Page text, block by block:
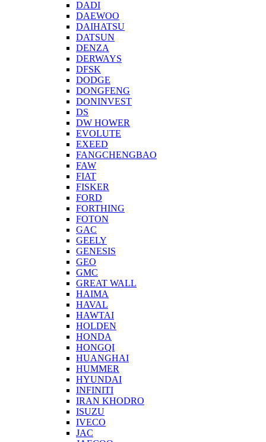
DADI
DAEWOO
DAIHATSU
DATSUN
DENZA
DERWAYS
DFSK
DODGE
DONGFENG
DONINVEST
DS
DW HOWER
EVOLUTE
EXEED
FANGCHENGBAO
FAW
FIAT
FISKER
FORD
FORTHING
FOTON
GAC
GEELY
GENESIS
GEO
GMC
GREAT WALL
HAIMA
HAVAL
HAWTAI
HOLDEN
HONDA
HONGQI
HUANGHAI
HUMMER
HYUNDAI
INFINITI
IRAN KHODRO
ISUZU
IVECO
JAC